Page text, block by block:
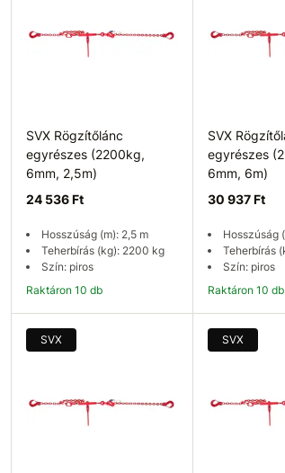
SVX Rögzítőlánc
egyrészes (2200kg,
6mm, 2,5m)
24 536 Ft
Hosszúság (m): 2,5 m
Teherbírás (kg): 2200 kg
Szín: piros
Raktáron 10 db
SVX
egyrészes
6mm, 6m)
30 937 Ft
Hosszúság
Teherbírás
Szín: piros
Raktáron 10 db
SVX SVX